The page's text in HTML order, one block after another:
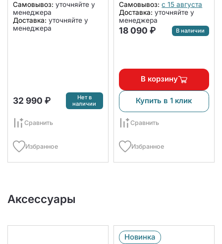
Самовывоз: уточняйте у
менеджера
Доставка: уточняйте у
менеджера
32 990 ₽
Нет в
наличии
Сравнить
Избранное
Самовывоз: с 15 августа
Доставка: уточняйте у
менеджера
18 090 ₽ В наличии
В корзину
Купить в 1 клик
Сравнить
Избранное
Аксессуары
Новинка